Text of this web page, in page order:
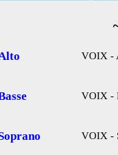
VOIX -
VOIX -
VOIX -